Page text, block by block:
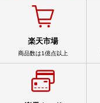
楽天市場
商品数は1億点以上